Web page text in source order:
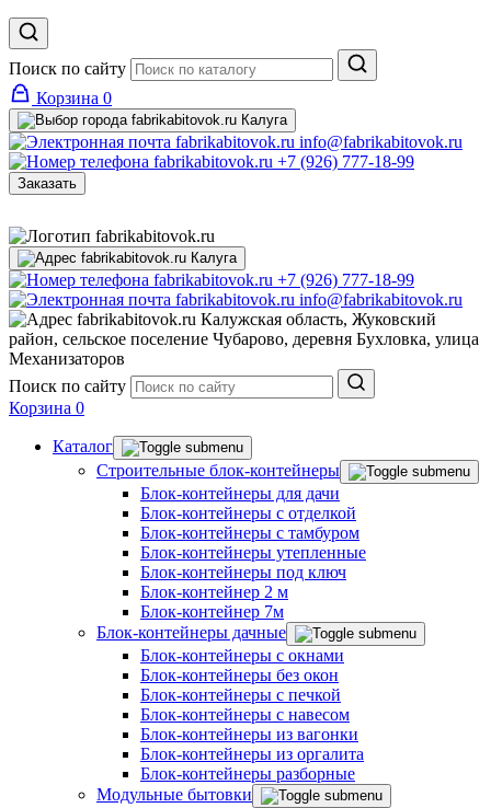
Поиск по сайту
Корзина 0
Калуга
info@fabrikabitovok.ru
+7 (926) 777-18-99
Заказать
Калуга
+7 (926) 777-18-99
info@fabrikabitovok.ru
Калужская область, Жуковский
район, сельское поселение Чубарово, деревня Бухловка, улица
Механизаторов
Поиск по сайту
Корзина 0
Каталог
Строительные блок-контейнеры
Блок-контейнеры для дачи
Блок-контейнеры с отделкой
Блок-контейнеры с тамбуром
Блок-контейнеры утепленные
Блок-контейнеры под ключ
Блок-контейнер 2 м
Блок-контейнер 7м
Блок-контейнеры дачные
Блок-контейнеры с окнами
Блок-контейнеры без окон
Блок-контейнеры с печкой
Блок-контейнеры с навесом
Блок-контейнеры из вагонки
Блок-контейнеры из оргалита
Блок-контейнеры разборные
Модульные бытовки